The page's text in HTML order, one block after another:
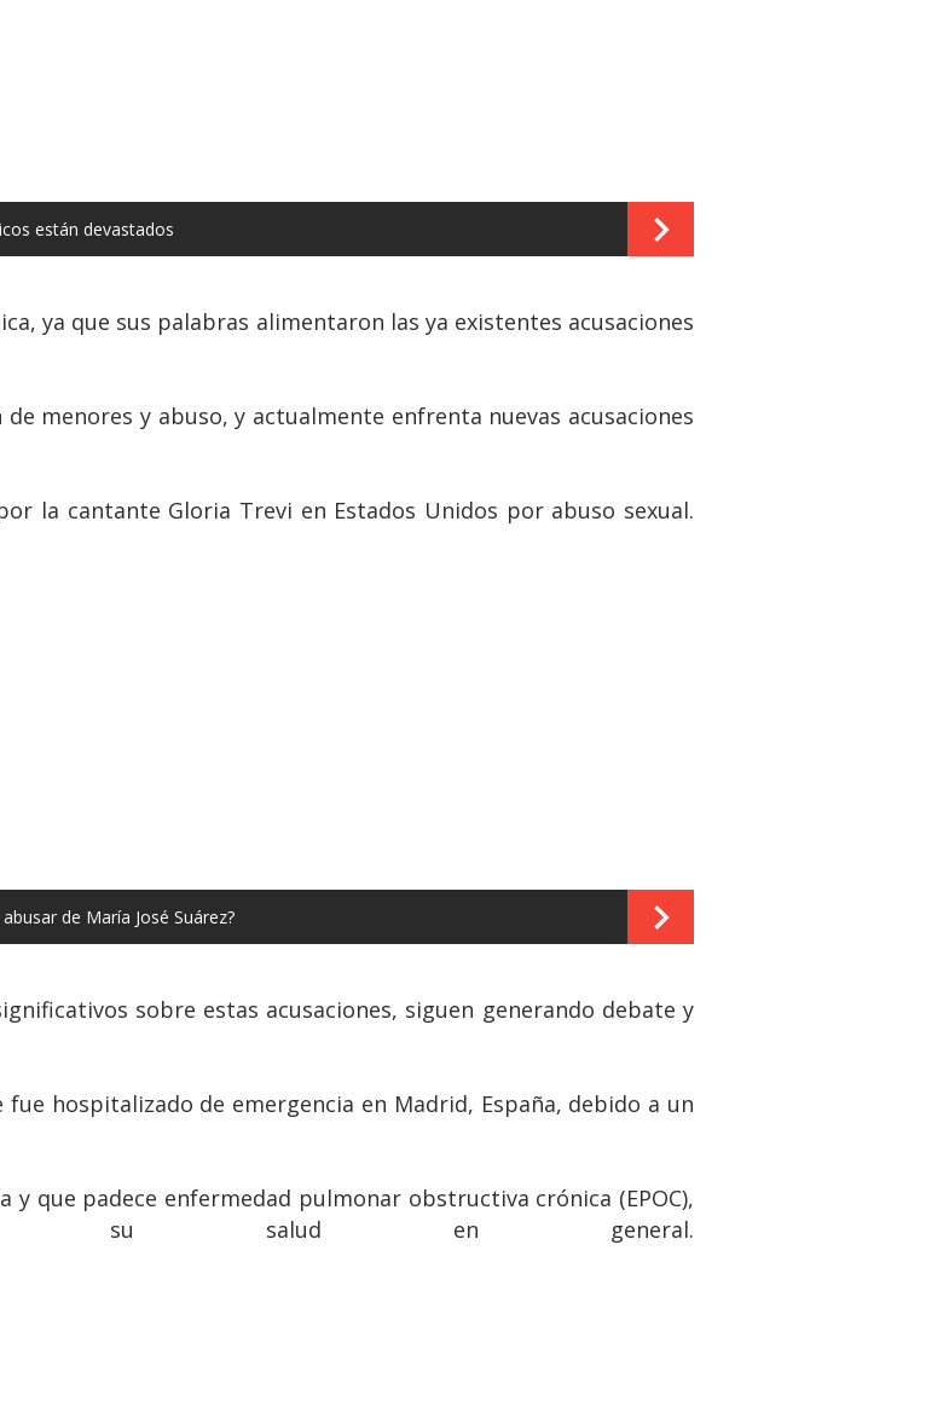
están devastados
ya que sus palabras alimentaron las ya existentes acusaciones
menores y abuso, y actualmente enfrenta nuevas acusaciones
la cantante Gloria Trevi en Estados Unidos por abuso sexual.
de María José Suárez?
sobre estas acusaciones, siguen generando debate y
hospitalizado de emergencia en Madrid, España, debido a un
que padece enfermedad pulmonar obstructiva crónica (EPOC),
su salud en general.